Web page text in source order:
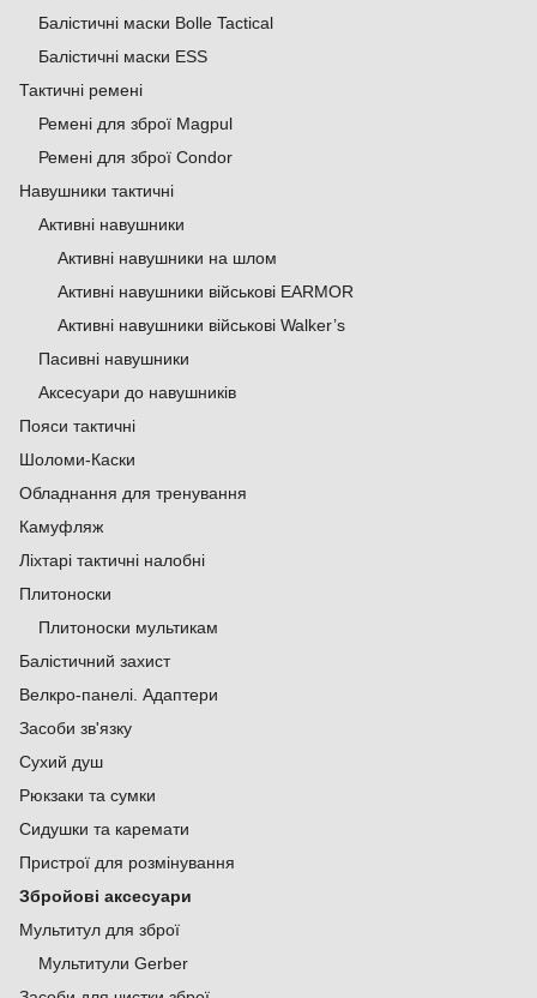
Балістичні маски Bolle Tactical
Балістичні маски ESS
Тактичні ремені
Ремені для зброї Magpul
Ремені для зброї Condor
Навушники тактичні
Активні навушники
Активні навушники на шлом
Активні навушники військові EARMOR
Активні навушники військові Walker’s
Пасивні навушники
Аксесуари до навушників
Пояси тактичні
Шоломи-Каски
Обладнання для тренування
Камуфляж
Ліхтарі тактичні налобні
Плитоноски
Плитоноски мультикам
Балістичний захист
Велкро-панелі. Адаптери
Засоби зв'язку
Сухий душ
Рюкзаки та сумки
Сидушки та каремати
Пристрої для розмінування
Збройові аксесуари
Мультитул для зброї
Мультитули Gerber